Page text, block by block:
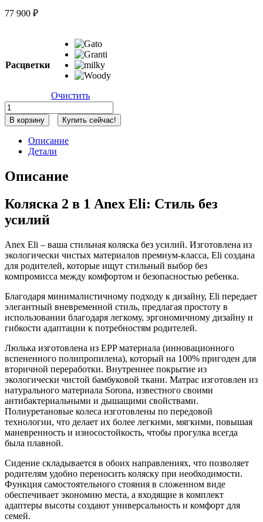
77 900 ₽
Расцветки
Очистить
Количество
товара
Коляска
Anex
Eli,
(el-
09)
В корзину Купить сейчас!
Описание
Детали
Описание
Коляска 2 в 1 Anex Eli: Стиль без
усилий
Anex Eli – ваша стильная коляска без усилий. Изготовлена из
экологически чистых материалов премиум-класса, Eli создана
для родителей, которые ищут стильный выбор без
компромисса между комфортом и безопасностью ребенка.
Благодаря минималистичному подходу к дизайну, Eli передает
элегантный вневременной стиль, предлагая простоту в
использовании благодаря легкому, эргономичному дизайну и
гибкости адаптации к потребностям родителей.
Люлька изготовлена из EPP материала (инновационного
вспененного полипропилена), который на 100% пригоден для
вторичной переработки. Внутреннее покрытие из
экологически чистой бамбуковой ткани. Матрас изготовлен из
натурального материала Sorona, известного своими
антибактериальными и дышащими свойствами.
Полиуретановые колеса изготовлены по передовой
технологии, что делает их более легкими, мягкими, повышая
маневренность и износостойкость, чтобы прогулка всегда
была плавной.
Сидение складывается в обоих направлениях, что позволяет
родителям удобно переносить коляску при необходимости.
Функция самостоятельного стояния в сложенном виде
обеспечивает экономию места, а входящие в комплект
адаптеры высоты создают универсальность и комфорт для
семей.